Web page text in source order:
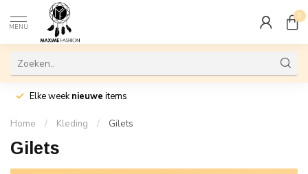
MENU
0
Elke weeknieuwe items
Home / Kleding / Gilets
Gilets